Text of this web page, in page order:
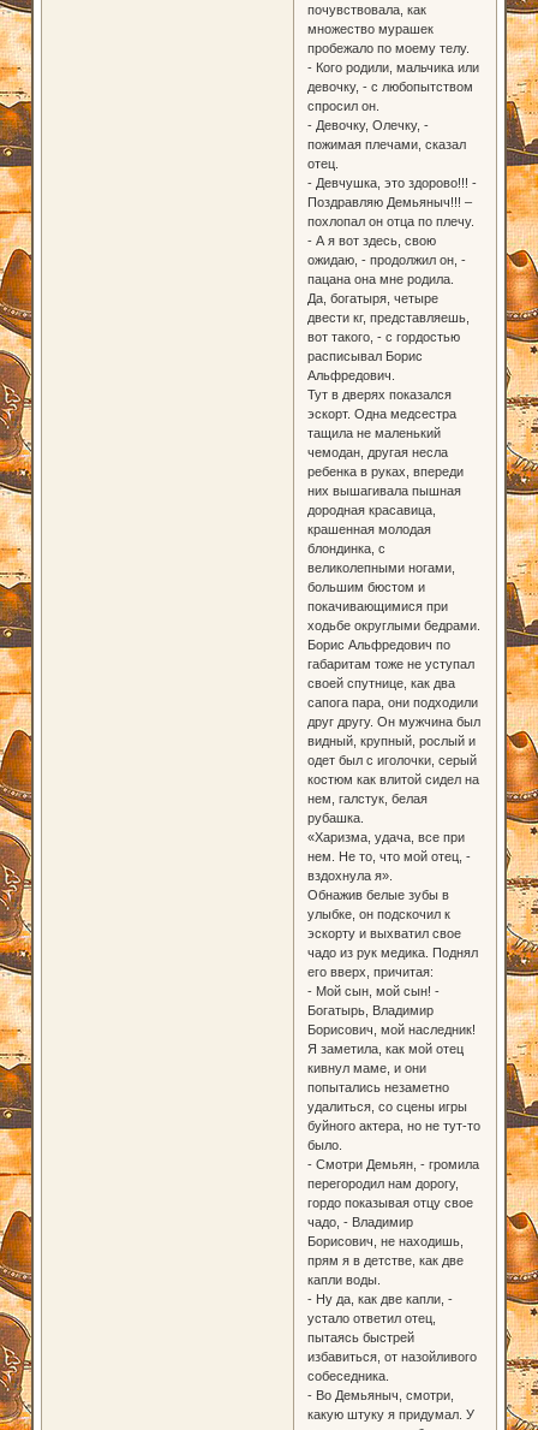
почувствовала, как
множество мурашек
пробежало по моему телу.
- Кого родили, мальчика или
девочку, - с любопытством
спросил он.
- Девочку, Олечку, -
пожимая плечами, сказал
отец.
- Девчушка, это здорово!!! -
Поздравляю Демьяныч!!! –
похлопал он отца по плечу.
- А я вот здесь, свою
ожидаю, - продолжил он, -
пацана она мне родила.
Да, богатыря, четыре
двести кг, представляешь,
вот такого, - с гордостью
расписывал Борис
Альфредович.
Тут в дверях показался
эскорт. Одна медсестра
тащила не маленький
чемодан, другая несла
ребенка в руках, впереди
них вышагивала пышная
дородная красавица,
крашенная молодая
блондинка, с
великолепными ногами,
большим бюстом и
покачивающимися при
ходьбе округлыми бедрами.
Борис Альфредович по
габаритам тоже не уступал
своей спутнице, как два
сапога пара, они подходили
друг другу. Он мужчина был
видный, крупный, рослый и
одет был с иголочки, серый
костюм как влитой сидел на
нем, галстук, белая
рубашка.
«Харизма, удача, все при
нем. Не то, что мой отец, -
вздохнула я».
Обнажив белые зубы в
улыбке, он подскочил к
эскорту и выхватил свое
чадо из рук медика. Поднял
его вверх, причитая:
- Мой сын, мой сын! -
Богатырь, Владимир
Борисович, мой наследник!
Я заметила, как мой отец
кивнул маме, и они
попытались незаметно
удалиться, со сцены игры
буйного актера, но не тут-то
было.
- Смотри Демьян, - громила
перегородил нам дорогу,
гордо показывая отцу свое
чадо, - Владимир
Борисович, не находишь,
прям я в детстве, как две
капли воды.
- Ну да, как две капли, -
устало ответил отец,
пытаясь быстрей
избавиться, от назойливого
собеседника.
- Во Демьяныч, смотри,
какую штуку я придумал. У